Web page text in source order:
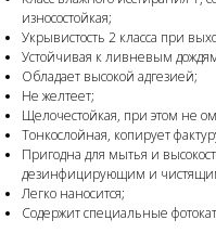
износостойкая;
Укрывистость 2 класса при
Устойчивая к ливневым
Обладает высокой адгезией;
Не желтеет;
Щелочестойкая, при этом не
Тонкослойная, копирует
Пригодна для мытья и
дезинфицирующим и
Легко наносится;
Содержит специальные